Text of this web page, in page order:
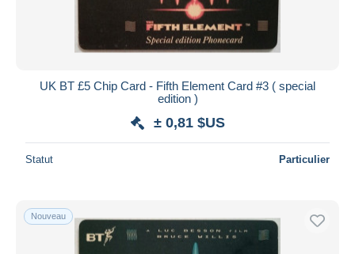
UK BT £5 Chip Card - Fifth Element Card #3 ( special
edition )
± 0,81 $US
Statut Particulier
Nouveau